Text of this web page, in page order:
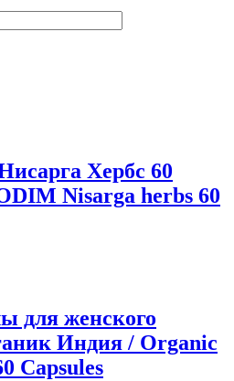
Хербс 60
Nisarga herbs 60
для женского
Индия / Organic
Capsules